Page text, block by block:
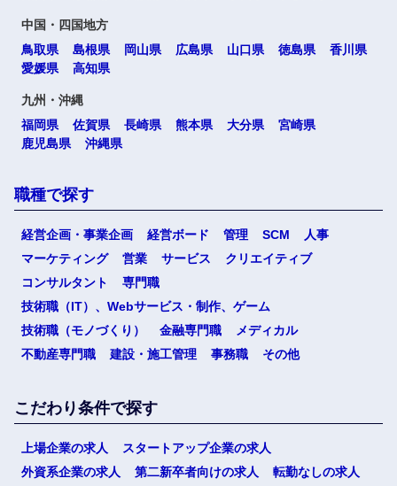
中国・四国地方
鳥取県
島根県 岡山県 広島県 山口県 徳島県
香川県
愛媛県
高知県
九州・沖縄
福岡県
佐賀県 長崎県 熊本県 大分県
宮崎県
鹿児島県
沖縄県
職種で探す
経営企画・事業企画 経営ボード 管理 SCM
人事
マーケティング
営業 サービス
クリエイティブ
コンサルタント
専門職
技術職（IT）、Webサービス・制作、ゲーム
技術職（モノづくり）
金融専門職
メディカル
不動産専門職
建設・施工管理 事務職 その他
こだわり条件で探す
上場企業の求人
スタートアップ企業の求人
外資系企業の求人
第二新卒者向けの求人
転勤なしの求人